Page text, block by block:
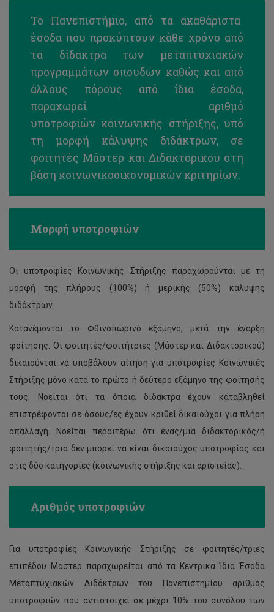
Το Πανεπιστήμιο, από τα ακαθάριστα
έσοδα που προκύπτουν κάθε χρόνο από
τα δίδακτρα των μεταπτυχιακών
προγραμμάτων σπουδών καθώς και από
άλλους πόρους από ίδια έσοδα,
παραχωρεί αριθμό
υποτροφιών κοινωνικής στήριξης, υπό
τη μορφή κάλυψης διδάκτρων, σε
φοιτητές Μάστερ και Διδακτορικού στη
βάση κοινωνικοοικονομικών κριτηρίων.
Μορφή υποτροφιών
Οι υποτροφίες Κοινωνικής Στήριξης παραχωρούνται με τη
μορφή της πλήρους (100%) ή μερικής (50%) κάλυψης
διδάκτρων.
Κατανέμονται το Φθινοπωρινό εξάμηνο, μετά την έναρξη
φοίτησης. Οι φοιτητές/φοιτήτριες (Μάστερ και Διδακτορικού)
δικαιούνται να υποβάλουν αίτηση για υποτροφίες Κοινωνικές
Στήριξης μόνο κατά το πρώτο ή δεύτερο εξάμηνο της φοίτησής
τους. Νοείται ότι τα όποια δίδακτρα έχουν καταβληθεί
επιστρέφονται σε όσους/ες έχουν κριθεί δικαιούχοι για πλήρη
απαλλαγή. Νοείται περαιτέρω ότι ένας/μια διδακτορικός/ή
φοιτητής/τρια δεν μπορεί να είναι δικαιούχος υποτροφίας και
στις δύο κατηγορίες (κοινωνικής στήριξης και αριστείας).
Αριθμός υποτροφιών
Για υποτροφίες Κοινωνικής Στήριξης σε φοιτητές/τριες
επιπέδου Μάστερ παραχωρείται από τα Κεντρικά Ίδια Έσοδα
Μεταπτυχιακών Διδάκτρων του Πανεπιστημίου αριθμός
υποτροφιών που αντιστοιχεί σε μέχρι 10% του συνόλου των